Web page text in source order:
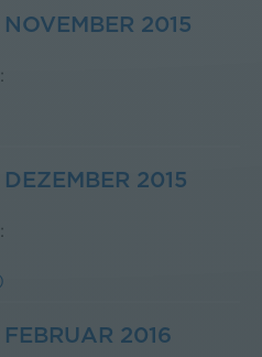
2015
2015
2016